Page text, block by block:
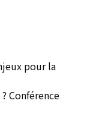
pour la
Conférence